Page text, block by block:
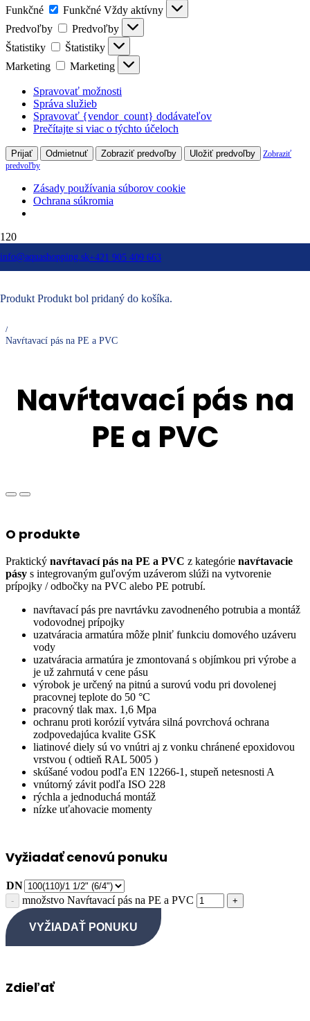
Funkčné
Funkčné Vždy aktívny
Predvoľby
Predvoľby
Štatistiky
Štatistiky
Marketing
Marketing
Spravovať možnosti
Správa služieb
Spravovať {vendor_count} dodávateľov
Prečítajte si viac o týchto účeloch
Prijať Odmietnuť Zobraziť predvoľby Uložiť predvoľby
Zobraziť
predvoľby
Zásady používania súborov cookie
Ochrana súkromia
info@aquashopping.sk+421 905 409 663
Produkt Produkt bol pridaný do košíka.
Vodárenské systémy
Navŕtavacie pásy
/
/
Navŕtavací pás na PE a PVC
Navŕtavací pás na
PE a PVC
O produkte
Praktický navŕtavací pás na PE a PVC z kategórie navŕtavacie
pásy s integrovaným guľovým uzáverom slúži na vytvorenie
prípojky / odbočky na PVC alebo PE potrubí.
navŕtavací pás pre navrtávku zavodneného potrubia a montáž
vodovodnej prípojky
uzatváracia armatúra môže plniť funkciu domového uzáveru
vody
uzatváracia armatúra je zmontovaná s objímkou pri výrobe a
je už zahrnutá v cene pásu
výrobok je určený na pitnú a surovú vodu pri dovolenej
pracovnej teplote do 50 °C
pracovný tlak max. 1,6 Mpa
ochranu proti korózií vytvára silná povrchová ochrana
zodpovedajúca kvalite GSK
liatinové diely sú vo vnútri aj z vonku chránené epoxidovou
vrstvou ( odtieň RAL 5005 )
skúšané vodou podľa EN 12266-1, stupeň netesnosti A
vnútorný závit podľa ISO 228
rýchla a jednoduchá montáž
nízke uťahovacie momenty
Vyžiadať cenovú ponuku
DN
množstvo Navŕtavací pás na PE a PVC
VYŽIADAŤ PONUKU
Zdieľať